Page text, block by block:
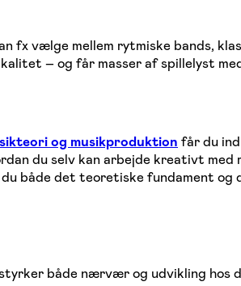
fx vælge mellem rytmiske bands,
– og får masser af spillelyst
og musikproduktion får du
du selv kan arbejde kreativt med
både det teoretiske fundament og
både nærvær og udvikling hos